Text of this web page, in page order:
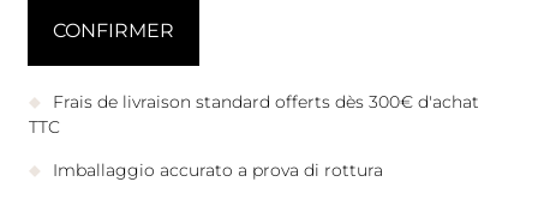
Frais de livraison standard offerts dès 300€ d'achat
TTC
Imballaggio accurato a prova di rottura